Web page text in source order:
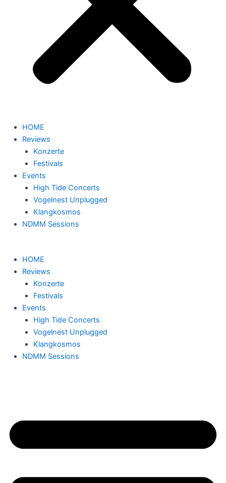
HOME
Reviews
Konzerte
Festivals
Events
High Tide Concerts
Vogelnest Unplugged
Klangkosmos
NDMM Sessions
HOME
Reviews
Konzerte
Festivals
Events
High Tide Concerts
Vogelnest Unplugged
Klangkosmos
NDMM Sessions